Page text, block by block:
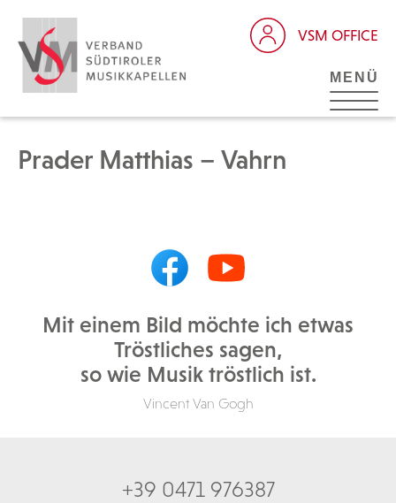
VSM OFFICE
MENÜ
Prader Matthias – Vahrn
Mit einem Bild möchte ich etwas
Tröstliches sagen,
so wie Musik tröstlich ist.
Vincent Van Gogh
+39 0471 976387